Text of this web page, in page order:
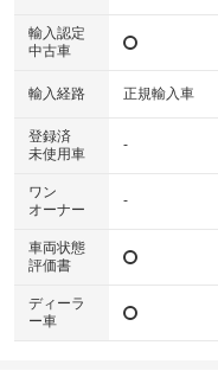
輸入認定
中古車
輸入経路 正規輸入車
登録済
未使用車
-
ワン
オーナー
-
車両状態
評価書
ディーラ
ー車